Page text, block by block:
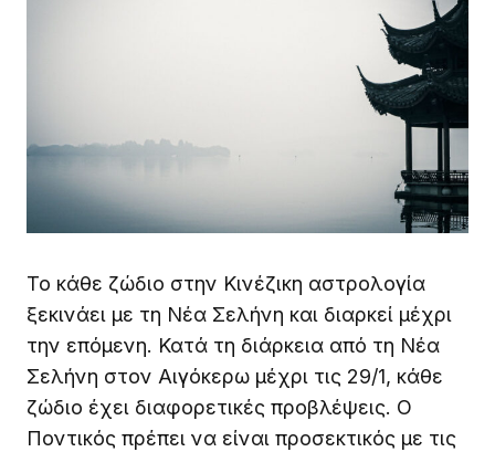
Το κάθε ζώδιο στην Κινέζικη αστρολογία
ξεκινάει με τη Νέα Σελήνη και διαρκεί μέχρι
την επόμενη. Κατά τη διάρκεια από τη Νέα
Σελήνη στον Αιγόκερω μέχρι τις 29/1, κάθε
ζώδιο έχει διαφορετικές προβλέψεις. Ο
Ποντικός πρέπει να είναι προσεκτικός με τις